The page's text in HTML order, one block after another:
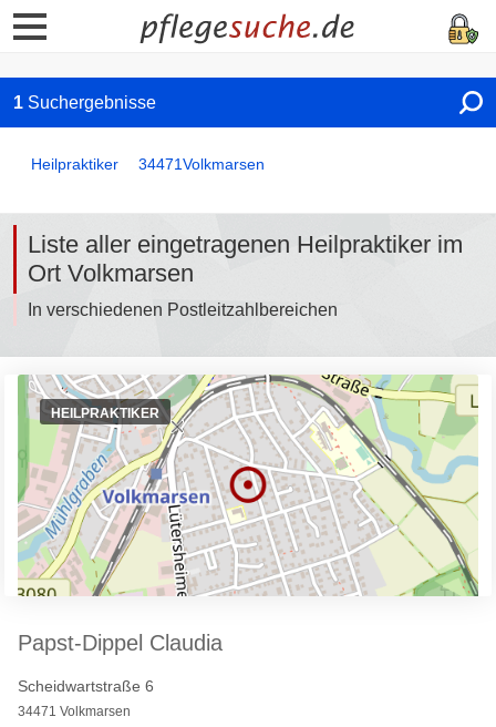
1 Suchergebnisse
Heilpraktiker 34471Volkmarsen
Liste aller eingetragenen Heilpraktiker im
Ort Volkmarsen
In verschiedenen Postleitzahlbereichen
HEILPRAKTIKER
Papst-Dippel Claudia
Scheidwartstraße 6
34471 Volkmarsen